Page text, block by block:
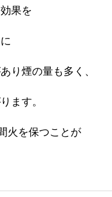
果を
り煙の量も多く、
ます。
火を保つことが